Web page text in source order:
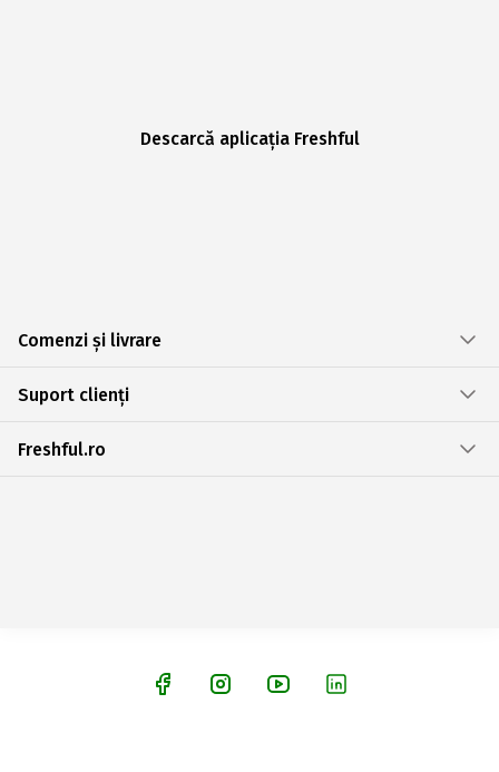
Descarcă aplicația Freshful
Comenzi și livrare
Suport clienți
Freshful.ro